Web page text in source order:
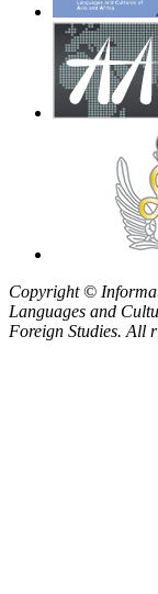
Copyright ©
Languages and
Foreign Studies. All